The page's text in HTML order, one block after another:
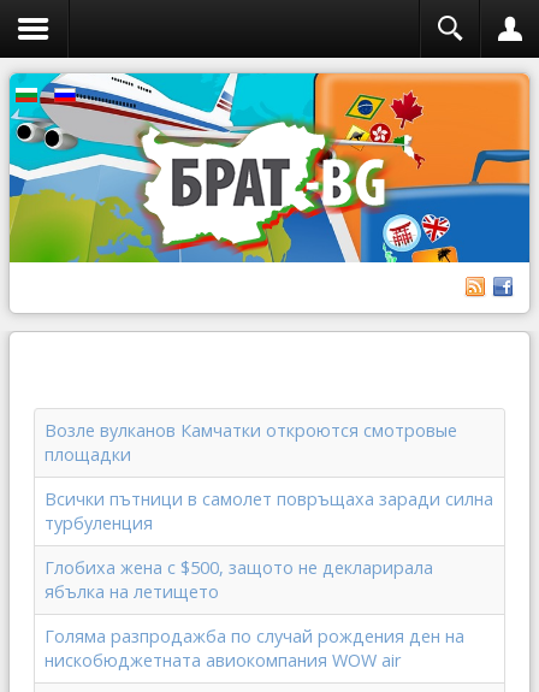
Возле вулканов Камчатки откроются смотровые
площадки
Всички пътници в самолет повръщаха заради силна
турбуленция
Глобиха жена с $500, защото не декларирала
ябълка на летището
Голяма разпродажба по случай рождения ден на
нискобюджетната авиокомпания WOW air